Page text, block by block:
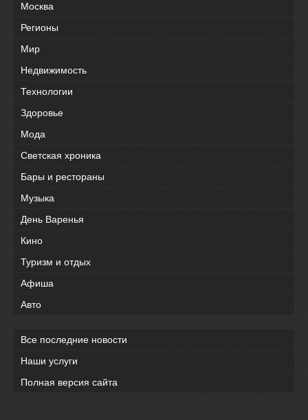
Москва
Регионы
Мир
Недвижимость
Технологии
Здоровье
Мода
Светская хроника
Бары и рестораны
Музыка
День Варенья
Кино
Туризм и отдых
Афиша
Авто
Все последние новости
Наши услуги
Полная версия сайта